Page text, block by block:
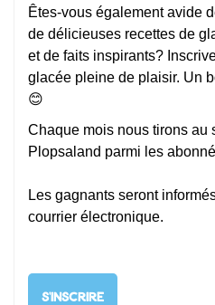
Êtes-vous également avide
de délicieuses recettes de
et de faits inspirants?
glacée pleine de plaisir. Un
😊
Chaque mois nous tirons au
Plopsaland parmi les
Les gagnants seront
courrier électronique.
S'INSCRIRE